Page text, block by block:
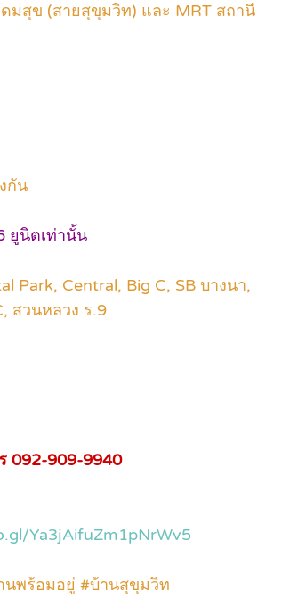
มสุข (สายสุขุมวิท) และ MRT สถานี
กัน
ยูนิตเท่านั้น
Park, Central, Big C, SB บางนา,
สวนหลวง ร.9
092-909-9940
Ya3jAifuZm1pNrWv5
นพร้อมอยู่ #บ้านสุขุมวิท